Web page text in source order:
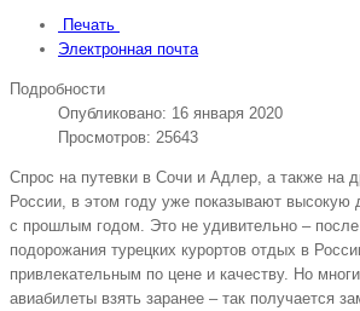
Печать
Электронная почта
Подробности
Опубликовано: 16 января 2020
Просмотров: 25643
Спрос на путевки в Сочи и Адлер, а также на
России, в этом году уже показывают высокую
с прошлым годом. Это не удивительно – после
подорожания турецких курортов отдых в
привлекательным по цене и качеству. Но
авиабилеты взять заранее – так получается